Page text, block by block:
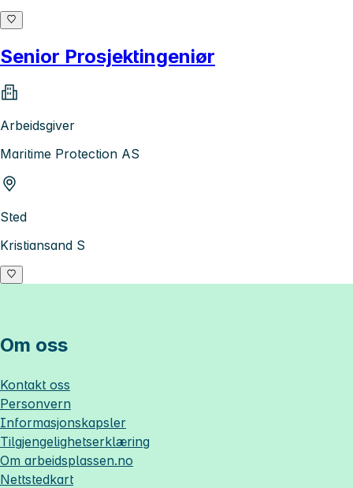
Senior Prosjektingeniør
Arbeidsgiver
Maritime Protection AS
Sted
Kristiansand S
Om oss
Kontakt oss
Personvern
Informasjonskapsler
Tilgjengelighetserklæring
Om arbeidsplassen.no
Nettstedkart